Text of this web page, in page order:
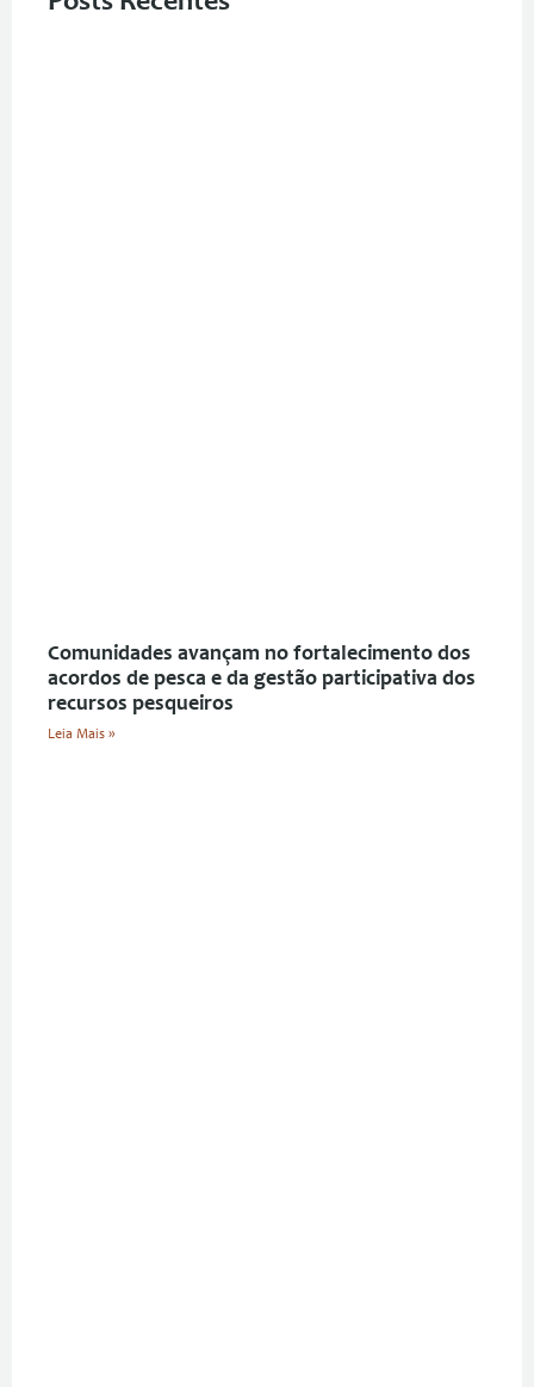
Comunidades avançam no fortalecimento dos
acordos de pesca e da gestão participativa dos
recursos pesqueiros
Leia Mais »